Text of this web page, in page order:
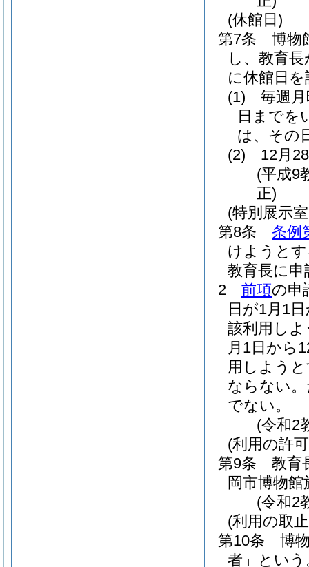
(休館日)
第7条
博物
し、教育
に休館日
(1)
毎週
日までを
は、その
(2)
12月
(平成9
正)
(特別展示
第8条
条例
けようと
教育長に
2
前項の申
日が1月1
該利用し
月1日から
用しよう
ならない。
でない。
(令和2
(利用の許
第9条
教育
岡市博物
(令和2
(利用の取
第10条
博
者」という